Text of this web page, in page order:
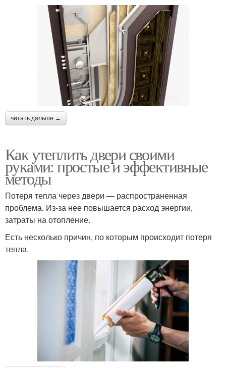
читать дальше →
Как утеплить двери своими
руками: простые и эффективные
методы
Потеря тепла через двери — распространенная
проблема. Из-за нее повышается расход энергии,
затраты на отопление.
Есть несколько причин, по которым происходит потеря
тепла.